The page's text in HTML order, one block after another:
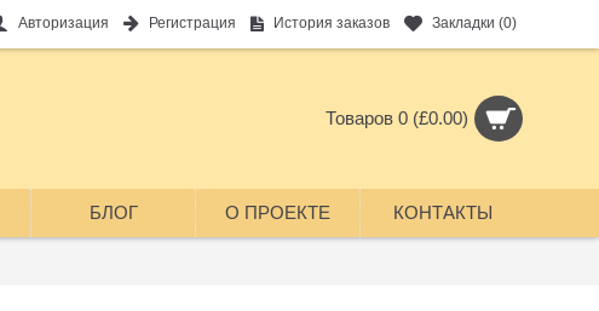
Авторизация Регистрация История заказов Закладки (0)
Товаров 0 (£0.00)
БЛОГ О ПРОЕКТЕ КОНТАКТЫ